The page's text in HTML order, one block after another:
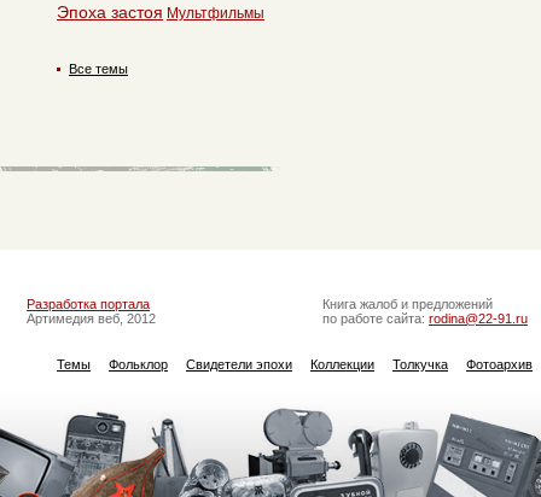
Эпоха застоя Мультфильмы
Все темы
Разработка портала
Артимедия веб, 2012
Книга жалоб и предложений
по работе сайта: rodina@22-91.ru
Темы Фольклор Свидетели эпохи Коллекции Толкучка Фотоархив